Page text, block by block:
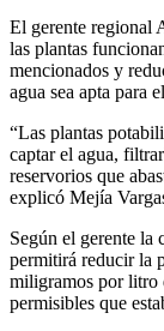
El gerente regional
las plantas
mencionados y
agua sea apta para
“Las plantas
captar el agua,
reservorios que
explicó Mejía
Según el gerente la
permitirá reducir la
miligramos por litro
permisibles que